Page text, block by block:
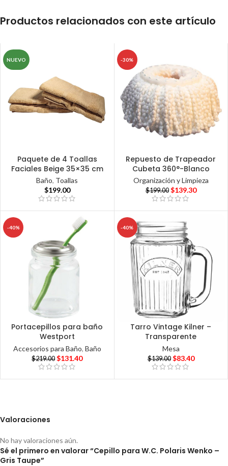
Productos relacionados con este artículo
NUEVO
Paquete de 4 Toallas
Faciales Beige 35×35 cm
Baño, Toallas
$199.00
-30%
Repuesto de Trapeador
Cubeta 360°-Blanco
Organización y Limpieza
$199.00 $139.30
-40%
Portacepillos para baño
Westport
Accesorios para Baño, Baño
$219.00 $131.40
-40%
Tarro Vintage Kilner –
Transparente
Mesa
$139.00 $83.40
Valoraciones
No hay valoraciones aún.
Sé el primero en valorar “Cepillo para W.C. Polaris Wenko –
Gris Taupe”